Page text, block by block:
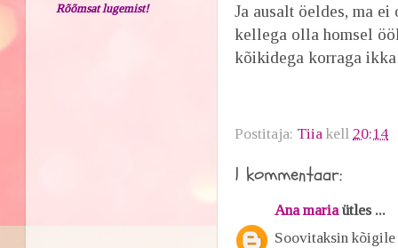
Ja ausalt öeldes, ma
kellega olla homsel
kõikidega korraga
Postitaja: Tiia kell 20:14
1 kommentaar:
Ana mariaütles ...
Soovitaksin
Rõõmsat lugemist!